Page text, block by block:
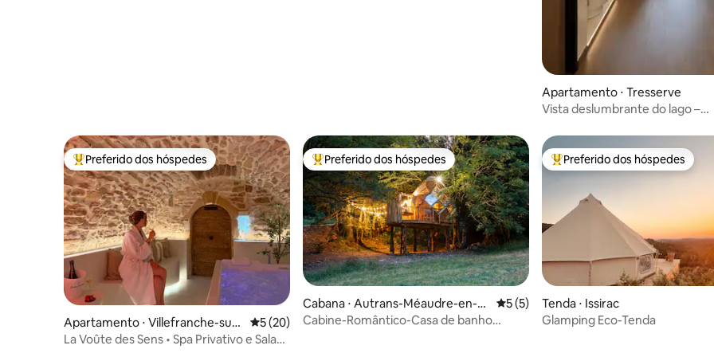
Apartamento ⋅ Tresserve
Vista deslumbrante do lago –
Entre os melhores preferidos dos hóspedes
Preferido dos hóspedes
Apartamento ⋅ Villefranche-sur-
Saone
5 de uma avaliação média de 5, 20 avaliações
5 (20)
La Voûte des Sens • Spa Privativo e Sala
Entre os melhores preferidos dos hóspedes
Preferido dos hóspedes
Cabana ⋅ Autrans-Méaudre-en-V
ercors
5 de uma avaliação média de 5, 5
5 (5)
Cabine-Romântico-Casa de banho
Entre os melhores preferidos
Preferido dos hóspedes
Tenda ⋅ Issirac
Glamping Eco-Tenda